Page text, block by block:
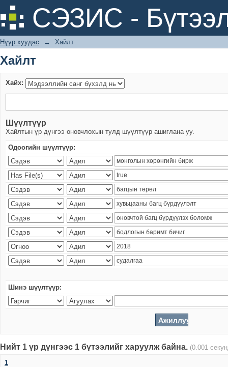
СЭЗИС -
Хайлт
Нүүр хуудас → Хайлт
Хайлт
Хайх:
Шүүлтүүр
Хайлтын үр дүнгээ оновчлохын тулд шүүлтүүр ашиглана уу.
Одоогийн шүүлтүүр:
Шинэ шүүлтүүр:
Нийт 1 үр дүнгээс 1 бүтээлийг харуулж байна. (0.001
1